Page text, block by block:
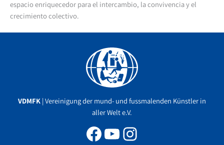
espacio enriquecedor para el intercambio, la convivencia y el
crecimiento colectivo.
VDMFK | Vereinigung der mund- und fussmalenden Künstler in
aller Welt e.V.
Facebook
YouTube
Instagram